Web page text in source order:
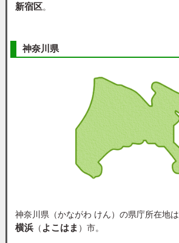
新宿区。
神奈川県
神奈川県（かながわ けん）の県庁所在地は
横浜 （ よこはま ）市。